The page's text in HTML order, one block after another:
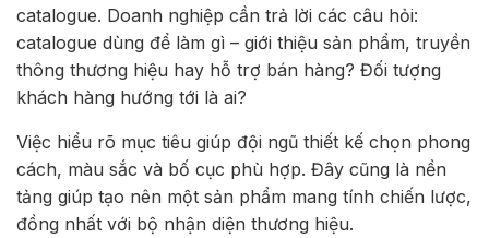
catalogue. Doanh nghiệp cần trả lời các câu hỏi:
catalogue dùng để làm gì – giới thiệu sản phẩm, truyền
thông thương hiệu hay hỗ trợ bán hàng? Đối tượng
khách hàng hướng tới là ai?
Việc hiểu rõ mục tiêu giúp đội ngũ thiết kế chọn phong
cách, màu sắc và bố cục phù hợp. Đây cũng là nền
tảng giúp tạo nên một sản phẩm mang tính chiến lược,
đồng nhất với bộ nhận diện thương hiệu.